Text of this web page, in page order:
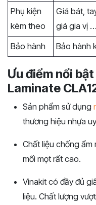
Phụ kiện
kèm theo
Giá bát,
giá gia vị
Bảo hành
Bảo hành
Ưu điểm nổi
Laminate
Sản phẩm sử dụng
thương hiệu nhựa
Chất liệu chống
mối mọt rất cao.
Vinakit có đầy đủ
liệu. Chất lượng